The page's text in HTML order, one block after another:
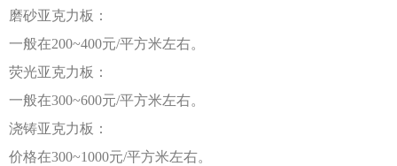
磨砂亚克力板：
一般在200~400元/平方米左右。
荧光亚克力板：
一般在300~600元/平方米左右。
浇铸亚克力板：
价格在300~1000元/平方米左右。